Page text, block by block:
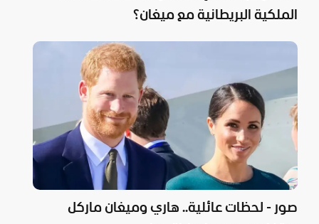
الملكية البريطانية مع ميغان؟
صور - لحظات عائلية.. هاري وميغان ماركل